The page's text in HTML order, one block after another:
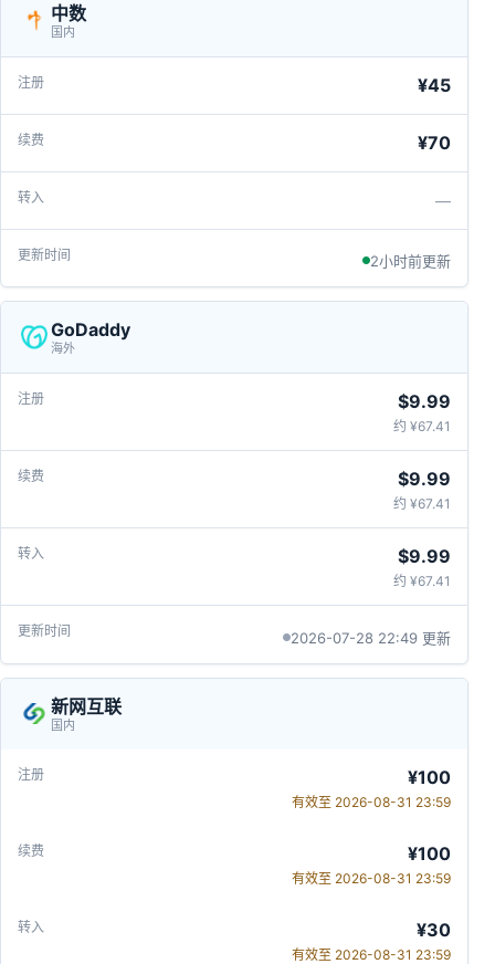
中数
国内
¥45
¥70
—
2小时前更新
GoDaddy
海外
$9.99
约 ¥67.41
$9.99
约 ¥67.41
$9.99
约 ¥67.41
2026-07-28 22:49 更新
新网互联
国内
¥100
有效至 2026-08-31 23:59
¥100
有效至 2026-08-31 23:59
¥30
有效至 2026-08-31 23:59